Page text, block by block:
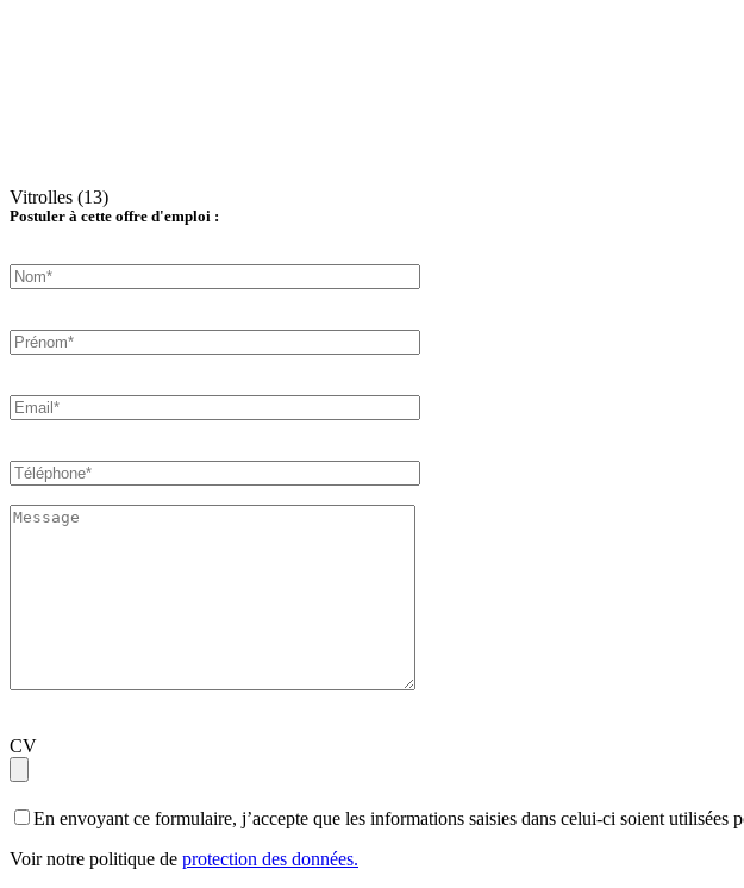
Vitrolles (13)
Postuler à cette offre d'emploi :
CV
En envoyant ce formulaire, j’accepte que les informations saisies dans celui-ci soient
Voir notre politique de protection des données.